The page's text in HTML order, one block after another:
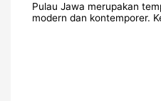
Pulau Jawa merupakan
modern dan kontemporer.